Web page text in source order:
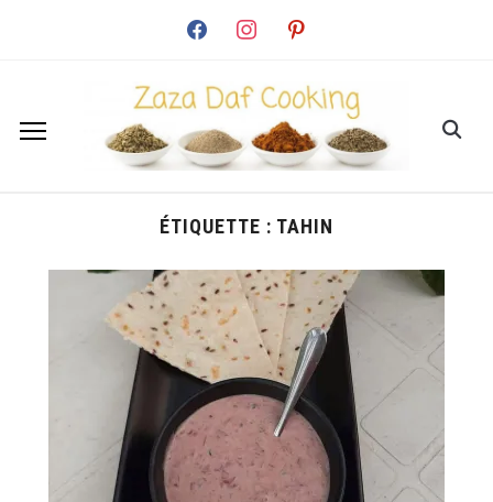
facebook instagrampinterest
ÉTIQUETTE : TAHIN